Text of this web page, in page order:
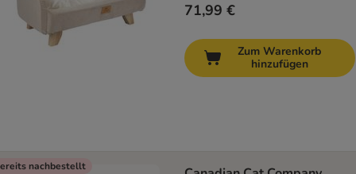
71,99 €
Zum Warenkorb
hinzufügen
nachbestellt